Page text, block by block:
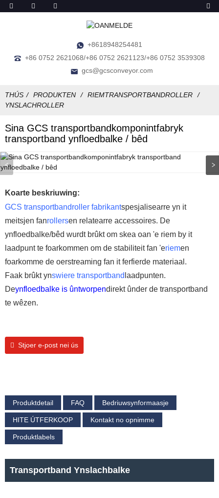
+8618948254481
+86 0752 2621068/+86 0752 2621123/+86 0752 3539308
gcs@gcsconveyor.com
THÚS PRODUKTEN
RIEMTRANSPORTBANDROLLER
YNSLACHROLLER
Sina GCS transportbandkomponintfabryk
transportband ynfloedbalke / bêd
Koarte beskriuwing:
GCS transportbandroller fabrikantspesjalisearre yn it
meitsjen fanrollersen relatearre accessoires. De
ynfloedbalke/bêd wurdt brûkt om skea oan 'e riem by it
laadpunt te foarkommen om de stabiliteit fan 'eriemen
foarkomme de oerstreaming fan it ferfierde materiaal.
Faak brûkt ynswiere transportband laadpunten.
Deynfloedbalke is ûntworpendirekt ûnder de transportband
te wêzen.
Stjoer e-post nei ús
Produktdetail FAQ Bedriuwsynformaasje
HITE ÚTFERKOOP Kontakt no opnimme
Produktlabels
Transportband Ynslachbalke